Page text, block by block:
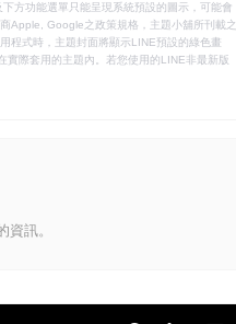
方功能選單只能呈現系統預設的圖示，可能會
Apple, Google之政策規格，主題小舖所刊載之
程式時，主題封面將顯示LINE預設的綠色畫
實際套用的主題內。若您使用的LINE非最新版
訊。